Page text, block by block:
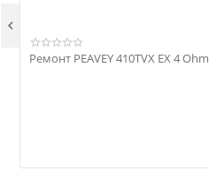
Ремонт PEAVEY 410TVX EX 4 Ohm
